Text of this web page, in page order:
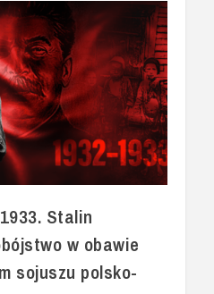
Stalin
w obawie
sojuszu polsko-